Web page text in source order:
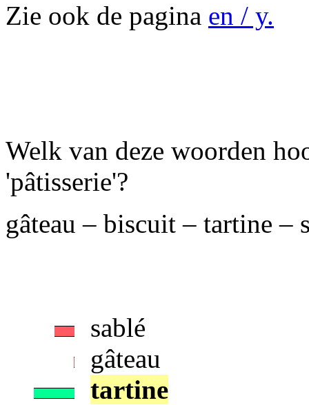
Zie ook de pagina en / y.
Welk van deze woorden
'pâtisserie'?
gâteau – biscuit – tartine –
sablé
gâteau
tartine